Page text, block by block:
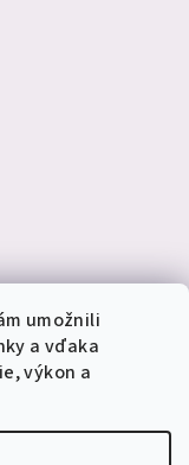
umožnili
a vďaka
výkon a
vyhradené.Upraviť